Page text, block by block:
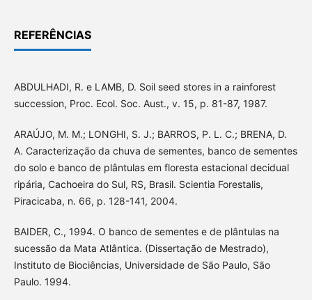
REFERÊNCIAS
ABDULHADI, R. e LAMB, D. Soil seed stores in a rainforest
succession, Proc. Ecol. Soc. Aust., v. 15, p. 81-87, 1987.
ARAÚJO, M. M.; LONGHI, S. J.; BARROS, P. L. C.; BRENA, D.
A. Caracterização da chuva de sementes, banco de sementes
do solo e banco de plântulas em floresta estacional decidual
ripária, Cachoeira do Sul, RS, Brasil. Scientia Forestalis,
Piracicaba, n. 66, p. 128-141, 2004.
BAIDER, C., 1994. O banco de sementes e de plântulas na
sucessão da Mata Atlântica. (Dissertação de Mestrado),
Instituto de Biociências, Universidade de São Paulo, São
Paulo. 1994.